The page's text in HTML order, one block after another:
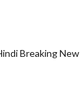
Breaking New